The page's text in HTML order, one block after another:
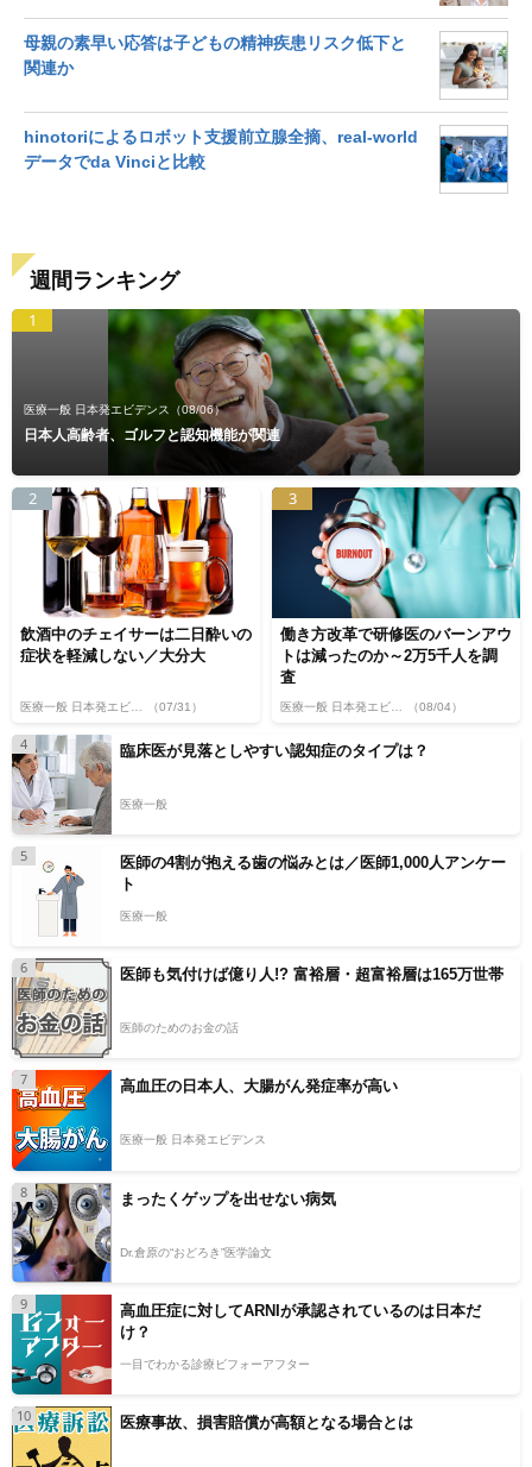
母親の素早い応答は子どもの精神疾患リスク低下と
関連か
hinotoriによるロボット支援前立腺全摘、real-world
データでda Vinciと比較
週間ランキング
1
医療一般 日本発エビデンス （08/06）
日本人高齢者、ゴルフと認知機能が関連
2
飲酒中のチェイサーは二日酔いの
症状を軽減しない／大分大
（07/31）
3
働き方改革で研修医のバーンアウ
トは減ったのか～2万5千人を調
査
（08/04）
4 臨床医が見落としやすい認知症のタイプは？
医療一般
5
医師の4割が抱える歯の悩みとは／医師1,000人アンケー
ト
医療一般
6 医師も気付けば億り人!? 富裕層・超富裕層は165万世帯
医師のためのお金の話
7 高血圧の日本人、大腸がん発症率が高い
医療一般 日本発エビデンス
8 まったくゲップを出せない病気
Dr.倉原の“おどろき”医学論文
9
高血圧症に対してARNIが承認されているのは日本だ
け？
一目でわかる診療ビフォーアフター
10 医療事故、損害賠償が高額となる場合とは